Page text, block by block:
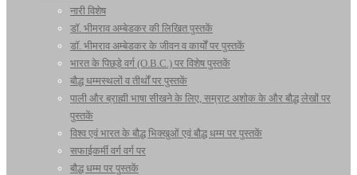
नारी विशेष
डॉ. भीमराव अम्बेडकर की लिखित पुस्तकें
डॉ. भीमराव अम्बेडकर के जीवन व कार्यों पर पुस्तकें
भारत के पिछड़े वर्ग (O.B.C.) पर विशेष पुस्तकें
बौद्ध धम्मस्थलों व तीर्थों पर पुस्तकें
पाली और ब्राह्मी भाषा सीखने के लिए, सम्राट अशोक के और बौद्ध लेखों पर
पुस्तकें
विश्व एवं भारत के बौद्ध भिक्खुओं एवं बौद्ध धम्म पर पुस्तकें
सफाईकर्मी वर्ग वर्ग पर
बौद्ध धम्म पर पुस्तकें